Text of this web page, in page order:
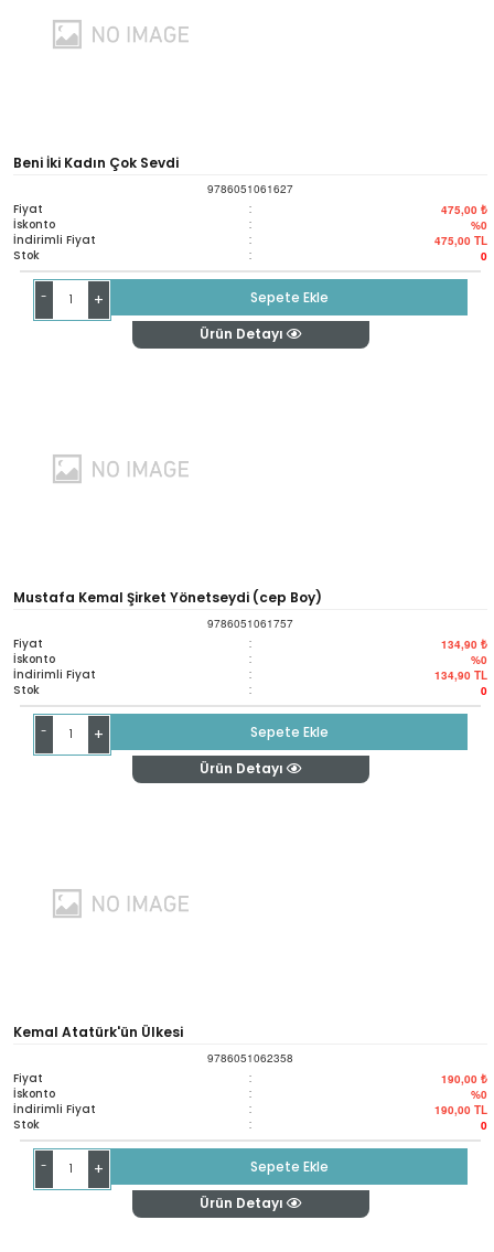
Beni İki Kadın Çok Sevdi
9786051061627
Fiyat : 475,00 ₺
İskonto : %0
İndirimli Fiyat : 475,00 TL
Stok : 0
- +
Sepete Ekle
Ürün Detayı
Mustafa Kemal Şirket Yönetseydi (cep Boy)
9786051061757
Fiyat : 134,90 ₺
İskonto : %0
İndirimli Fiyat : 134,90 TL
Stok : 0
- +
Sepete Ekle
Ürün Detayı
Kemal Atatürk'ün Ülkesi
9786051062358
Fiyat : 190,00 ₺
İskonto : %0
İndirimli Fiyat : 190,00 TL
Stok : 0
- +
Sepete Ekle
Ürün Detayı